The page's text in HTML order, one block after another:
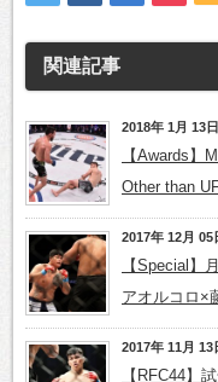
関連記事
2018年 1月 13日
【Awards】
Other than
2017年 12月 05
【Special】
アオルコロ×
2017年 11月 13
【RFC44】